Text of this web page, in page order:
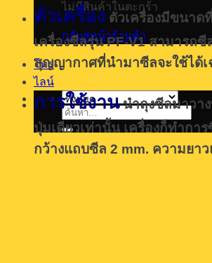
ไม่มีสินค้าในตะกร้า
กลับสู่หน้าร้านค้า
โทร
ไลน์
ค้นหา:
ตัวเครื่อง ตัวเครื่องมีขนา
เครื่องซีลรุ่น PF-V1 สามารถซี
สุญญากาศที่นำมาซีลจะใช้ได้
การใช้งานนำถุงซีลมาวาง
ปุ่มเดียวเท่านั้น เครื่องก็ทำกา
กว้างแถบซีล 2 mm. ความยา